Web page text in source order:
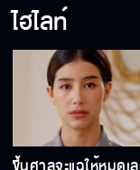
ไฮไลท์